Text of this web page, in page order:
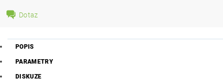
Dotaz
POPIS
PARAMETRY
DISKUZE